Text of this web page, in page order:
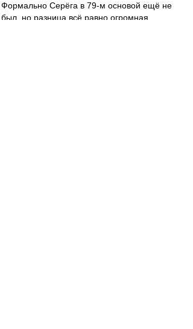
Формально Серёга в 79-м основой ещё не
был, но разница всё равно огромная...